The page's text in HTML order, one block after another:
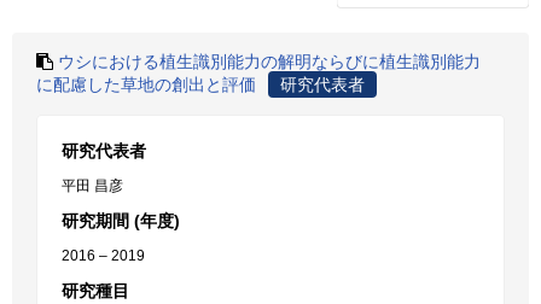
ウシにおける植生識別能力の解明ならびに植生識別能力
に配慮した草地の創出と評価
研究代表者
研究代表者
平田 昌彦
研究期間 (年度)
2016 – 2019
研究種目